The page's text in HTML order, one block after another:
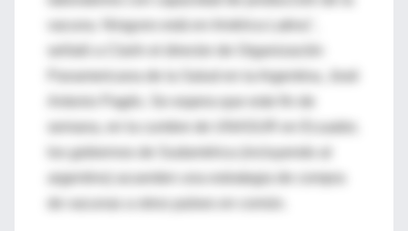
vacuna. Ninguno está en América Latina",
señaló a Clarín el director de Organización
Panamericana de la Salud en la Argentina, José
Antonio Pagés. Se espera que este fin de
los gobiernos de Sudamérica (incluyendo al
argentino) acuerden una estrategia de compra